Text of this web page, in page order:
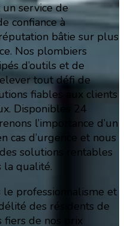
service de
confiance à
réputation bâtie sur plus
Nos plombiers
d’outils et de
tout défi de
fiables aux clients
Disponibles 24
l’importance d’un
cas d’urgence et nous
solutions rentables
la qualité.
professionnalisme et
des résidents de
fiers de nos prix